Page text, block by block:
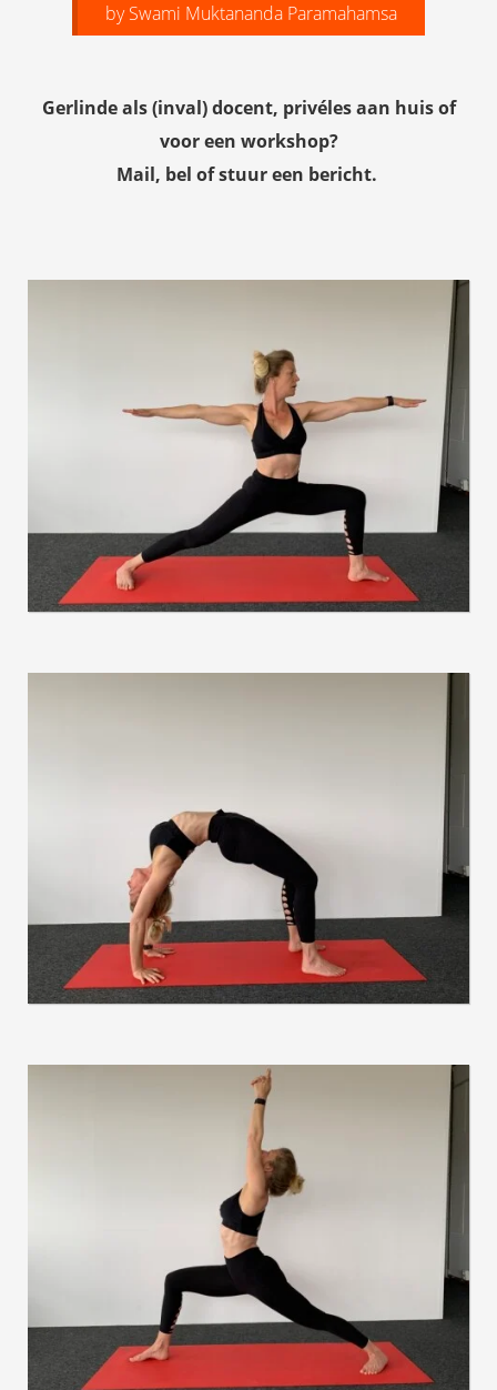
by Swami Muktananda Paramahamsa
Gerlinde als (inval) docent, privéles aan huis of
voor een workshop?
Mail, bel of stuur een bericht.